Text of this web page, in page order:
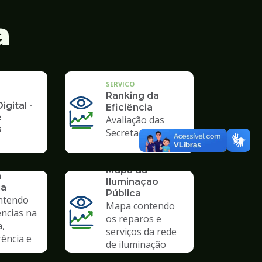
-
SERVICO
Ranking da
Eficiência
Avaliação das
Secretarias
na
e
Mapa da
Iluminação
Pública
Mapa contendo
os reparos e
serviços da rede
de iluminação